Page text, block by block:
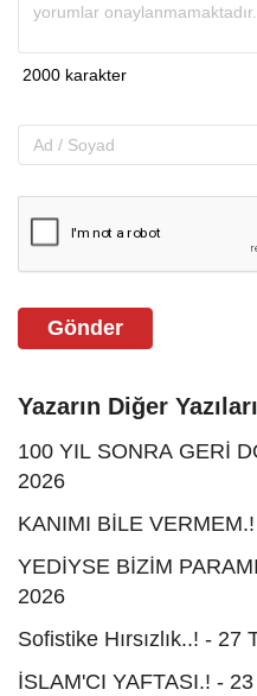
Gönder
Yazarın Diğer Yazıları
100 YIL SONRA GERİ
2026
KANIMI BİLE
YEDİYSE BİZİM
2026
Sofistike Hırsızlık..! - 27
İSLAM'CI YAFTASI.! -